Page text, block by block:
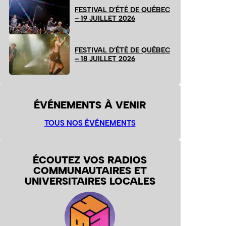
FESTIVAL D’ÉTÉ DE QUÉBEC
– 19 JUILLET 2026
FESTIVAL D’ÉTÉ DE QUÉBEC
– 18 JUILLET 2026
ÉVÉNEMENTS À VENIR
TOUS NOS ÉVÉNEMENTS
ÉCOUTEZ VOS RADIOS
COMMUNAUTAIRES ET
UNIVERSITAIRES LOCALES